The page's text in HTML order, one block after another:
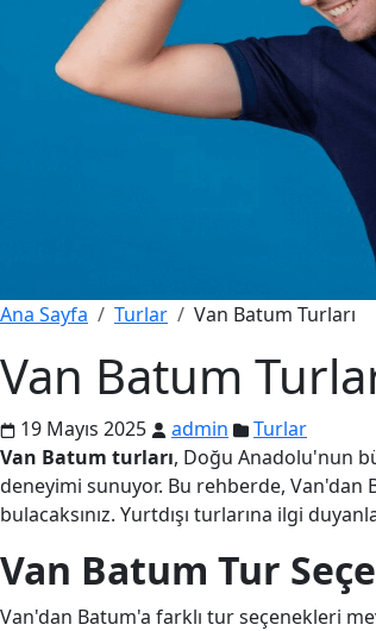
Ana Sayfa Turlar Van Batum Turları
Van Batum
19 Mayıs 2025 admin
Turlar
Van Batum turları, Doğu Anadolu'nun
deneyimi sunuyor. Bu rehberde, Van'dan
bulacaksınız. Yurtdışı turlarına ilgi
Van Batum Tur
Van'dan Batum'a farklı tur seçenekleri